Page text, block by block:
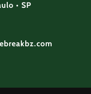
• SP